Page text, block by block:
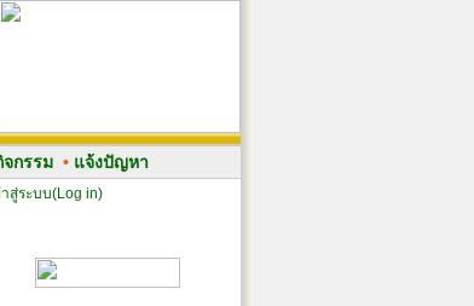
กรรม• แจ้งปัญหา
าสู่ระบบ(Log in)